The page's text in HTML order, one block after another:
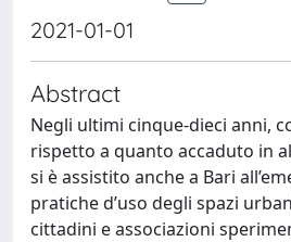
2021-01-01
Abstract
Negli ultimi cinque-dieci anni,
rispetto a quanto accaduto in
si è assistito anche a Bari
pratiche d’uso degli spazi
cittadini e associazioni